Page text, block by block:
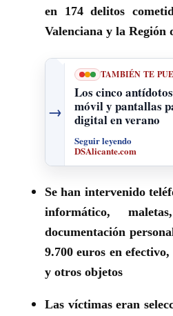
en 174 delitos
Valenciana y la Región
→
TAMBIÉN TE
Los cinco
móvil y pantallas
digital en verano
Seguir leyendo
DSAlicante.com
Se han intervenido
informático,
documentación
9.700 euros en
y otros objetos
Las víctimas eran